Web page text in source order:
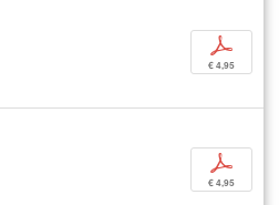
p
€ 4,95
p
€ 4,95